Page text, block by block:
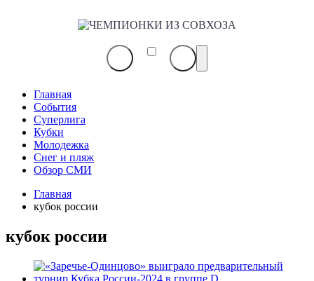
ЧЕМПИОНКИ
СОВХОЗА
Главная
События
Суперлига
Кубки
Молодежка
Снег и пляж
Обзор СМИ
Главная
кубок россии
кубок россии